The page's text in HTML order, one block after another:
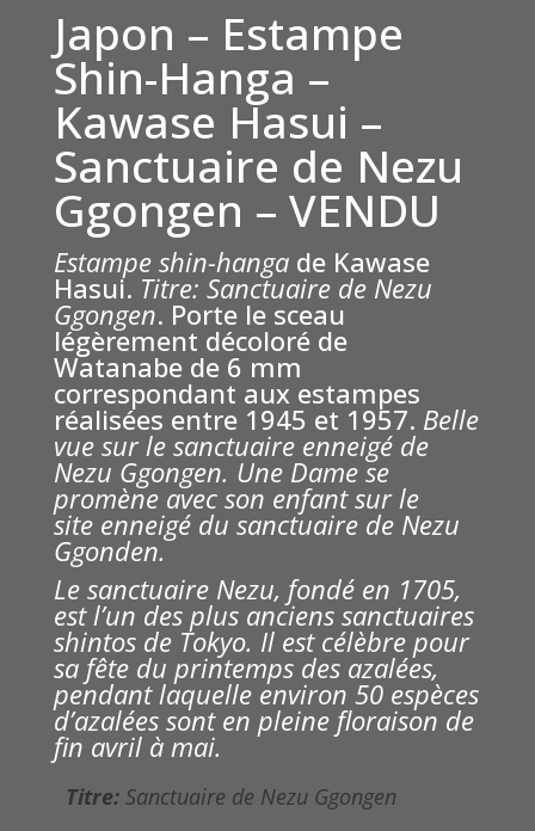
Japon – Estampe
Shin-Hanga –
Kawase Hasui –
Sanctuaire de Nezu
Ggongen – VENDU
Estampe shin-hanga de Kawase
Hasui. Titre: Sanctuaire de Nezu
Ggongen. Porte le sceau
légèrement décoloré de
Watanabe de 6 mm
correspondant aux estampes
réalisées entre 1945 et 1957. Belle
vue sur le sanctuaire enneigé de
Nezu Ggongen. Une Dame se
promène avec son enfant sur le
site enneigé du sanctuaire de Nezu
Ggonden.
Le sanctuaire Nezu, fondé en 1705,
est l’un des plus anciens sanctuaires
shintos de Tokyo. Il est célèbre pour
sa fête du printemps des azalées,
pendant laquelle environ 50 espèces
d’azalées sont en pleine floraison de
fin avril à mai.
Titre: Sanctuaire de Nezu Ggongen